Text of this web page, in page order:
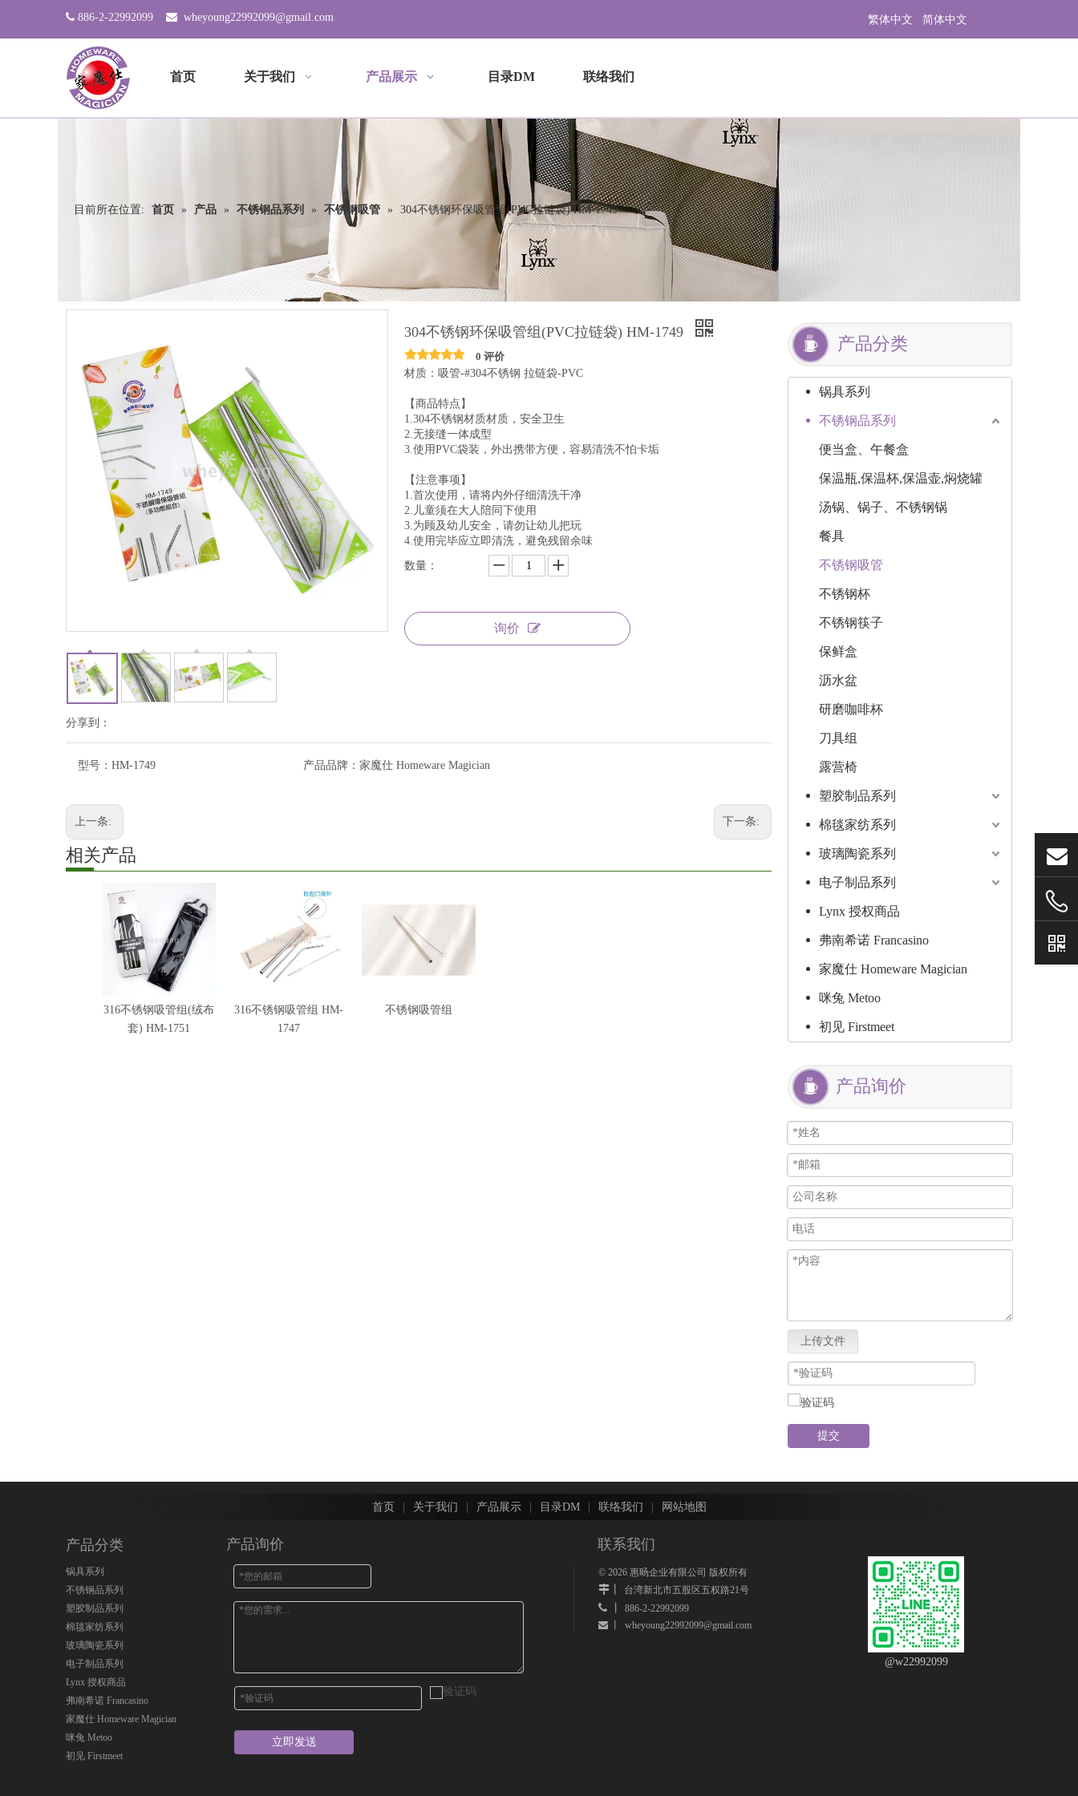
 886-2-22992099  wheyoung22992099@gmail.com 繁体中文 简体中文
首页 关于我们 产品展示 目录DM 联络我们
目前所在位置: 首页 » 产品 » 不锈钢品系列 » 不锈钢吸管 » 304不锈钢环保吸管组(PVC拉链袋) HM-1749
分享到：
304不锈钢环保吸管组(PVC拉链袋) HM-1749
0 评价
材质：吸管-#304不锈钢 拉链袋-PVC
【商品特点】
1.304不锈钢材质材质，安全卫生
2.无接缝一体成型
3.使用PVC袋装，外出携带方便，容易清洗不怕卡垢
【注意事项】
1.首次使用，请将内外仔细清洗干净
2.儿童须在大人陪同下使用
3.为顾及幼儿安全，请勿让幼儿把玩
4.使用完毕应立即清洗，避免残留余味
数量：
询价
型号： HM-1749 产品品牌： 家魔仕 Homeware Magician
上一条: 下一条:
相关产品
316不锈钢吸管组(绒布
套) HM-1751
316不锈钢吸管组 HM-
1747
不锈钢吸管组
产品分类
锅具系列
不锈钢品系列
便当盒、午餐盒
保温瓶,保温杯,保温壶,焖烧罐
汤锅、锅子、不锈钢锅
餐具
不锈钢吸管
不锈钢杯
不锈钢筷子
保鲜盒
沥水盆
研磨咖啡杯
刀具组
露营椅
塑胶制品系列
棉毯家纺系列
玻璃陶瓷系列
电子制品系列
Lynx 授权商品
弗南希诺 Francasino
家魔仕 Homeware Magician
咪兔 Metoo
初见 Firstmeet
产品询价
上传文件
提交
首页 关于我们 产品展示 目录DM 联络我们 网站地图
产品分类
锅具系列
不锈钢品系列
塑胶制品系列
棉毯家纺系列
玻璃陶瓷系列
电子制品系列
Lynx 授权商品
弗南希诺 Francasino
家魔仕 Homeware Magician
咪兔 Metoo
初见 Firstmeet
产品询价
立即发送
联系我们
©2026 惠旸企业有限公司 版权所有
丨 台湾新北市五股区五权路21号
 丨886-2-22992099
 丨 wheyoung22992099@gmail.com
@w22992099